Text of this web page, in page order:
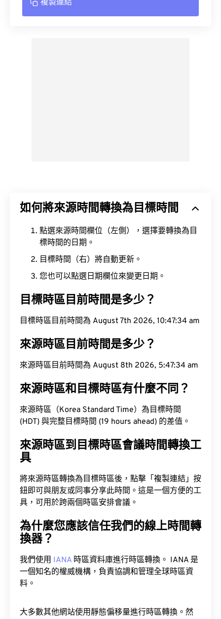
複製連結
如何將來源時間轉換為目標時間
點選來源時間欄位（左側），選擇要轉換為目
標時間的日期。
目標時間（右）將自動更新。
您也可以點選日期欄位來變更日期。
目標時區目前時間是多少？
目標時區目前時間為 August 7th 2026, 10:47:35 am
來源時區目前時間是多少？
來源時區目前時間為 August 8th 2026, 5:47:35 am
來源時區和目標時區有什麼不同？
來源時區（Korea Standard Time）為目標時間
(HDT) 與完整目標時間 (19 hours ahead) 的差值。
來源時區到目標時區會議時間轉換工
具
將來源時區轉換為目標時區後，點擊「複製連結」按
鈕即可與朋友或同事分享此時間。這是一個方便的工
具，可用於跨兩個時區安排會議。
為什麼您應該信任我們的線上時間轉
換器？
我們使用 IANA 時區資料庫進行時區轉換。 IANA 是
一個知名的權威機構，負責協調和管理全球時區資
料。
大多數其他網站使用靜態偏移量進行時區轉換。然